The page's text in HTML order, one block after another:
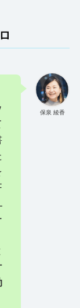
保泉 綾香